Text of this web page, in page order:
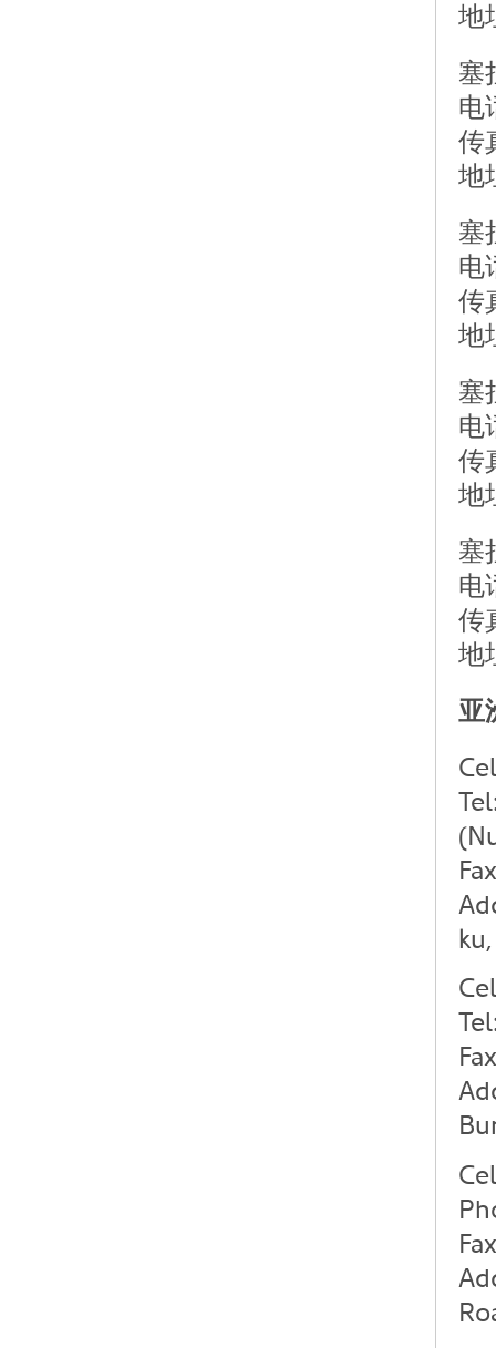
地
塞
电
传
地
塞
电
传
地
塞
电
传
地
塞
电
传
地
亚